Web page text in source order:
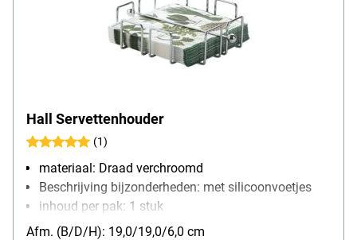
Hall Servettenhouder
(1)
materiaal: Draad verchroomd
Beschrijving bijzonderheden: met silicoonvoetjes
inhoud per pak: 1 stuk
Afm. (B/D/H): 19,0/19,0/6,0 cm